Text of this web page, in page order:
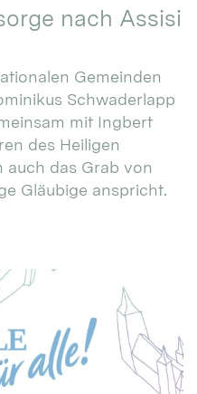
nach Assisi
Gemeinden
Schwaderlapp
mit Ingbert
des Heiligen
auch das Grab von
Gläubige anspricht.